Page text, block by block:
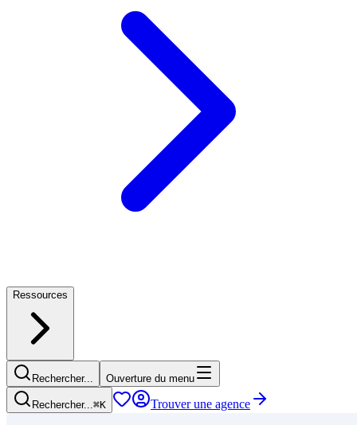
Ressources
Rechercher... Ouverture du menu
Rechercher...⌘K Trouver une agence